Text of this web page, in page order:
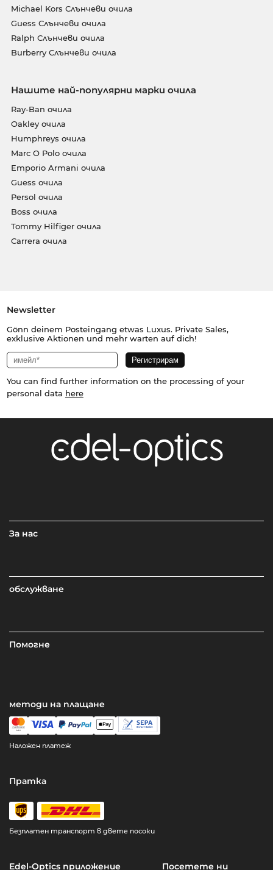
Michael Kors Слънчеви очила
Guess Слънчеви очила
Ralph Слънчеви очила
Burberry Слънчеви очила
Нашите най-популярни марки очила
Ray-Ban очила
Oakley очила
Humphreys очила
Marc O Polo очила
Emporio Armani очила
Guess очила
Persol очила
Boss очила
Tommy Hilfiger очила
Carrera очила
Newsletter
Gönn deinem Posteingang etwas Luxus. Private Sales,
exklusive Aktionen und mehr warten auf dich!
You can find further information on the processing of your
personal data here
За нас
обслужване
Помогне
методи на плащане
Наложен платеж
Пратка
Безплатен транспорт в двете посоки
Edel-Optics приложение Посетете ни